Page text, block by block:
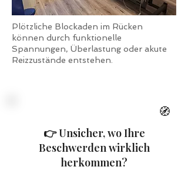
Plötzliche Blockaden im Rücken
können durch funktionelle
Spannungen, Überlastung oder akute
Reizzustände entstehen.
🧭
👉 Unsicher, wo Ihre
Beschwerden wirklich
herkommen?